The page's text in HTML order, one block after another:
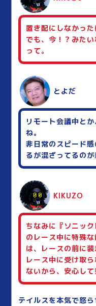
置き配にしなかっ
でも、今！？みた
って。
とよだ
リモート会議中と
ね。
非日常のスピード
るが混ざってるのが
KIKUZO
ちなみに『ソニッ
のレース中に特殊
は、レースの前に装
レース中に受け取
ないから、安心して
テイルスを本気で怒